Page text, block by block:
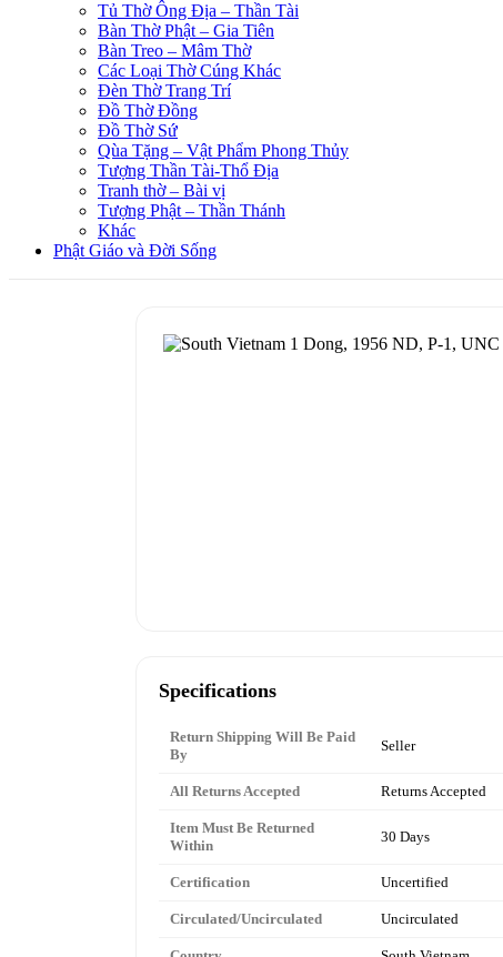
Tủ Thờ Ông Địa – Thần Tài
Bàn Thờ Phật – Gia Tiên
Bàn Treo – Mâm Thờ
Các Loại Thờ Cúng Khác
Đèn Thờ Trang Trí
Đồ Thờ Đồng
Đồ Thờ Sứ
Qùa Tặng – Vật Phẩm Phong Thủy
Tượng Thần Tài-Thổ Địa
Tranh thờ – Bài vị
Tượng Phật – Thần Thánh
Khác
Phật Giáo và Đời Sống
Specifications
Return Shipping Will Be Paid
By
Seller
All Returns Accepted Returns Accepted
Item Must Be Returned
Within
30 Days
Certification Uncertified
Circulated/Uncirculated Uncirculated